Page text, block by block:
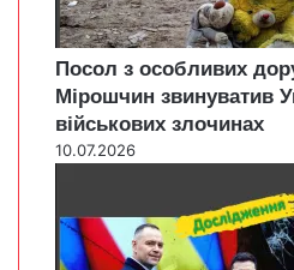
Посол з особливих
Мірошчин звинуватив
військових злочинах
10.07.2026